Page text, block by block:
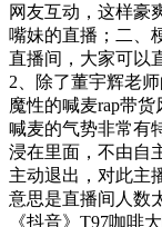
网友互动，这样豪
嘴妹的直播；二、
直播间，大家可以
2、除了董宇辉老
魔性的喊麦rap带
喊麦的气势非常有
浸在里面，不由自
主动退出，对此主
意思是直播间人数
《抖音》T97咖啡